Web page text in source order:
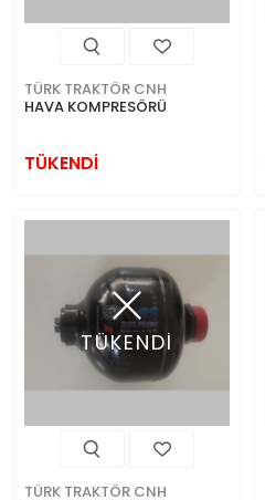
TÜRK TRAKTÖR CNH
HAVA KOMPRESÖRÜ
TÜKENDİ
TÜKENDİ
TÜRK TRAKTÖR CNH